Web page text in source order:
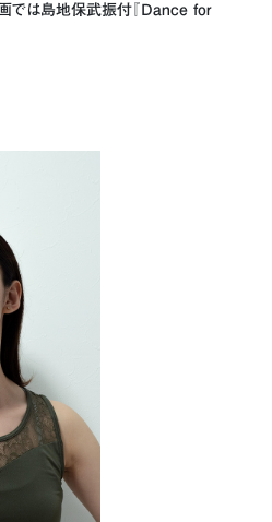
は島地保武振付『Dance for